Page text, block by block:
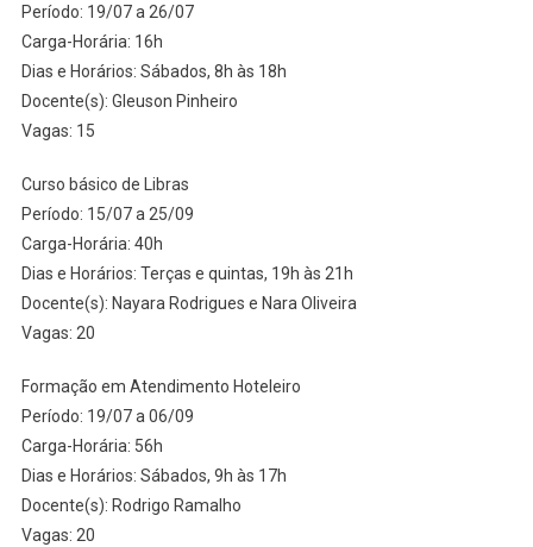
Período: 19/07 a 26/07
Carga-Horária: 16h
Dias e Horários: Sábados, 8h às 18h
Docente(s): Gleuson Pinheiro
Vagas: 15
Curso básico de Libras
Período: 15/07 a 25/09
Carga-Horária: 40h
Dias e Horários: Terças e quintas, 19h às 21h
Docente(s): Nayara Rodrigues e Nara Oliveira
Vagas: 20
Formação em Atendimento Hoteleiro
Período: 19/07 a 06/09
Carga-Horária: 56h
Dias e Horários: Sábados, 9h às 17h
Docente(s): Rodrigo Ramalho
Vagas: 20